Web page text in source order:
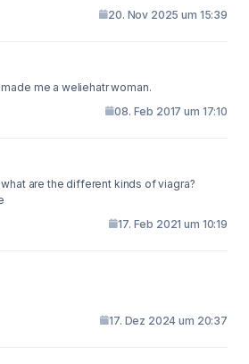
20. Nov 2025 um 15:39
me a weliehatr woman.
08. Feb 2017 um 17:10
are the different kinds of viagra?
17. Feb 2021 um 10:19
17. Dez 2024 um 20:37